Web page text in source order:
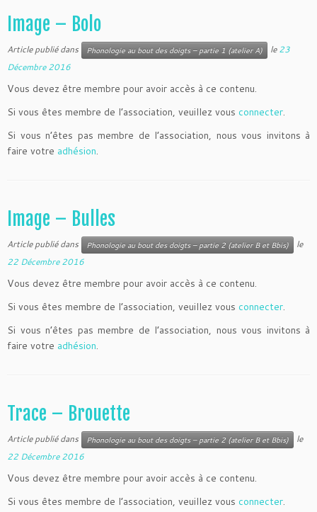
Image – Bolo
Article publié dans Phonologie au bout des doigts – partie 1 (atelier A) le23
Décembre 2016
Vous devez être membre pour avoir accès à ce contenu.
Si vous êtes membre de l’association, veuillez vous connecter.
Si vous n’êtes pas membre de l’association, nous vous invitons à
faire votre adhésion.
Image – Bulles
Article publié dans Phonologie au bout des doigts – partie 2 (atelier B et Bbis)
le
22 Décembre 2016
Vous devez être membre pour avoir accès à ce contenu.
Si vous êtes membre de l’association, veuillez vous connecter.
Si vous n’êtes pas membre de l’association, nous vous invitons à
faire votre adhésion.
Trace – Brouette
Article publié dans Phonologie au bout des doigts – partie 2 (atelier B et Bbis)
le
22 Décembre 2016
Vous devez être membre pour avoir accès à ce contenu.
Si vous êtes membre de l’association, veuillez vous connecter.